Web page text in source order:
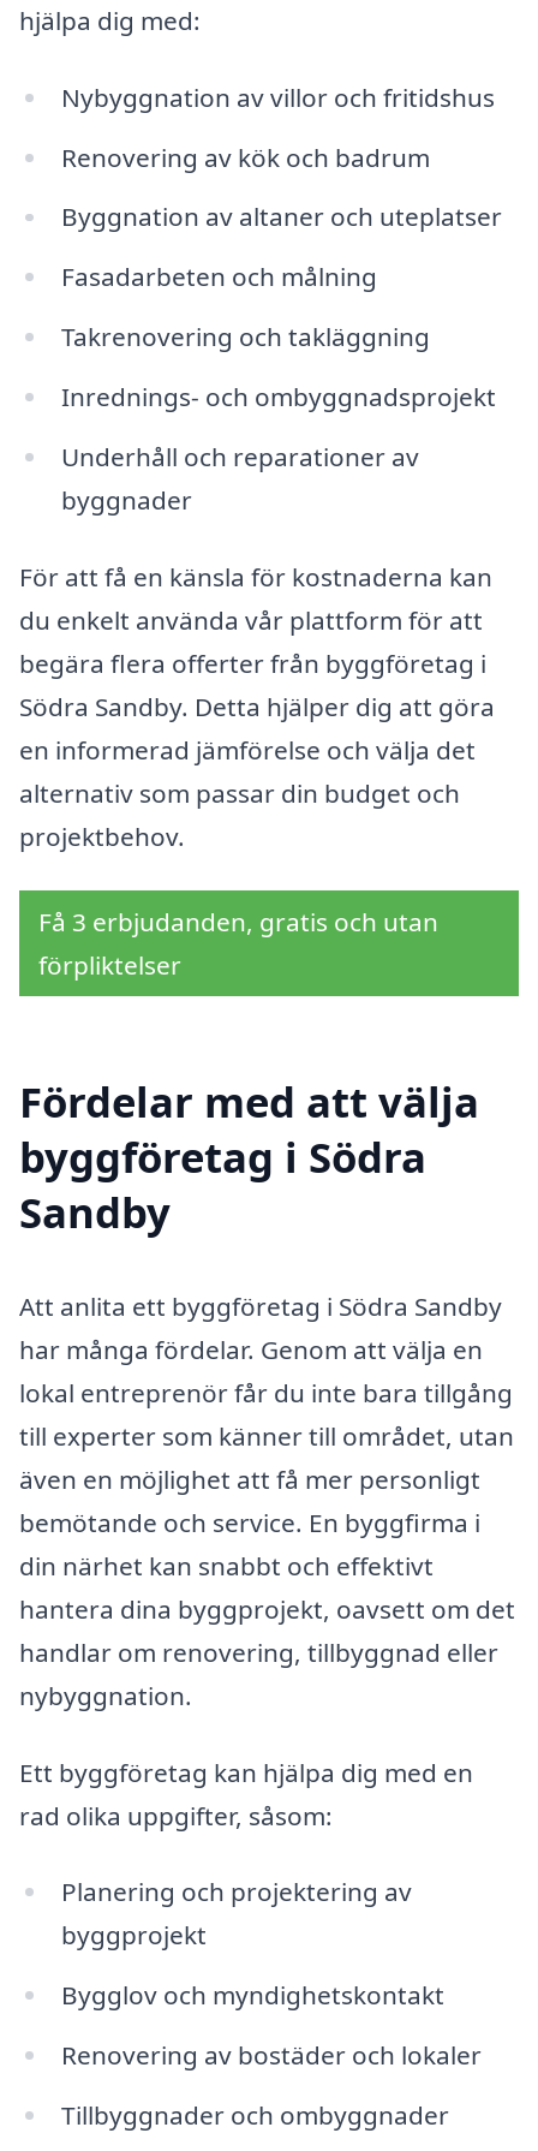
hjälpa dig med:
Nybyggnation av villor och fritidshus
Renovering av kök och badrum
Byggnation av altaner och uteplatser
Fasadarbeten och målning
Takrenovering och takläggning
Inrednings- och ombyggnadsprojekt
Underhåll och reparationer av
byggnader
För att få en känsla för kostnaderna kan
du enkelt använda vår plattform för att
begära flera offerter från byggföretag i
Södra Sandby. Detta hjälper dig att göra
en informerad jämförelse och välja det
alternativ som passar din budget och
projektbehov.
Få 3 erbjudanden, gratis och utan
förpliktelser
Fördelar med att välja
byggföretag i Södra
Sandby
Att anlita ett byggföretag i Södra Sandby
har många fördelar. Genom att välja en
lokal entreprenör får du inte bara tillgång
till experter som känner till området, utan
även en möjlighet att få mer personligt
bemötande och service. En byggfirma i
din närhet kan snabbt och effektivt
hantera dina byggprojekt, oavsett om det
handlar om renovering, tillbyggnad eller
nybyggnation.
Ett byggföretag kan hjälpa dig med en
rad olika uppgifter, såsom:
Planering och projektering av
byggprojekt
Bygglov och myndighetskontakt
Renovering av bostäder och lokaler
Tillbyggnader och ombyggnader